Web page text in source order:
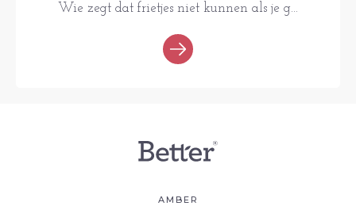
Wie zegt dat frietjes niet kunnen als je g...
AMBER